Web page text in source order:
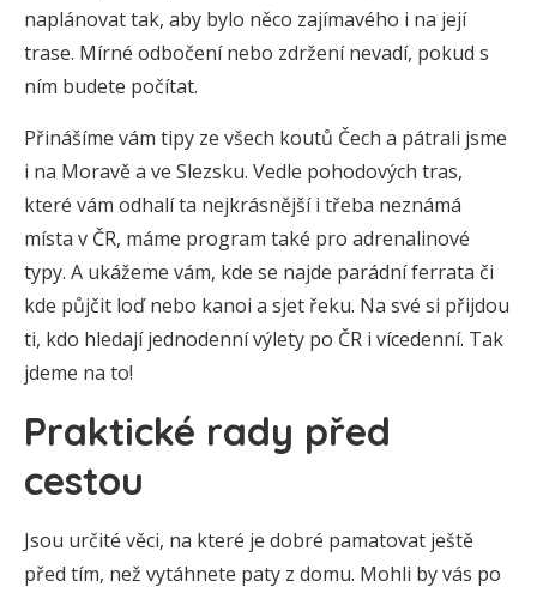
naplánovat tak, aby bylo něco zajímavého i na její
trase. Mírné odbočení nebo zdržení nevadí, pokud s
ním budete počítat.
Přinášíme vám tipy ze všech koutů Čech a pátrali jsme
i na Moravě a ve Slezsku. Vedle pohodových tras,
které vám odhalí ta nejkrásnější i třeba neznámá
místa v ČR, máme program také pro adrenalinové
typy. A ukážeme vám, kde se najde parádní ferrata či
kde půjčit loď nebo kanoi a sjet řeku. Na své si přijdou
ti, kdo hledají jednodenní výlety po ČR i vícedenní. Tak
jdeme na to!
Praktické rady před
cestou
Jsou určité věci, na které je dobré pamatovat ještě
před tím, než vytáhnete paty z domu. Mohli by vás po